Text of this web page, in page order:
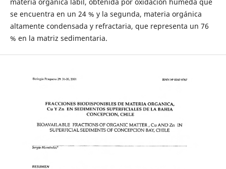
se encuentra en un 24 % y la segunda, materia orgánica
altamente condensada y refractaria, que representa un 76
% en la matriz sedimentaria.